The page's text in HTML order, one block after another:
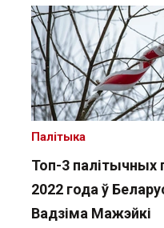
Топ-3 палітычных
2022 года ў
Вадзіма Мажэйкі
Палітыка